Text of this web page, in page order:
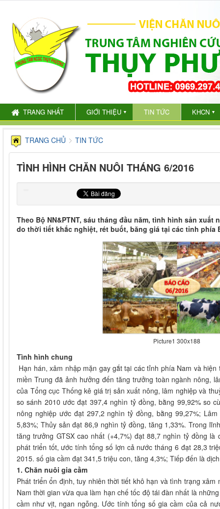
TRANG NHẤT GIỚI THIỆU ▼ TIN TỨC KHCN ▼
TRANG CHỦ TIN TỨC
TÌNH HÌNH CHĂN NUÔI THÁNG 6/2016
Theo Bộ NN&PTNT, sáu tháng đầu năm, tình hình sản
do thời tiết khắc nghiệt, rét buốt, băng giá tại các tỉnh phía
Picture1 300x188
Tình hình chung
Hạn hán, xâm nhập mặn gay gắt tại các tỉnh phía Nam và
miền Trung đã ảnh hưởng đến tăng trưởng toàn ngành nông,
của Tổng cục Thống kê giá trị sản xuất nông, lâm nghiệp và
so sánh 2010 ước đạt 397,4 nghìn tỷ đồng, bằng 99,92% so
nông nghiệp ước đạt 297,2 nghìn tỷ đồng, bằng 99,27%;
5,83%; Thủy sản đạt 86,9 nghìn tỷ đồng, tăng 1,33%. Trong
tăng trưởng GTSX cao nhất (+4,7%) đạt 88,7 nghìn tỷ đồng
phát triển tốt, ước tính tổng số lợn cả nước tháng 6 đạt 28,3
2015. số gia cầm đạt 341,5 triệu con, tăng 4,3%; Tiếp đến là
1. Chăn nuôi gia cầm
Phát triển ổn định, tuy nhiên thời tiết khô hạn và tình trạng
Nam thời gian vừa qua làm hạn chế tốc độ tái đàn nhất là
cầm như vịt, ngan ngỗng. Ước tính tổng số gia cầm của cả